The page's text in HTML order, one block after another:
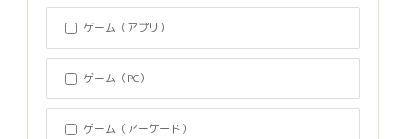
ゲーム（アプリ）
ゲーム（PC）
ゲーム（アーケード）